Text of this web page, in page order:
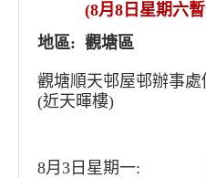
(8月8日星期六
地區: 觀塘區
觀塘順天邨屋邨辦事處
(近天暉樓)
8月3日星期一: